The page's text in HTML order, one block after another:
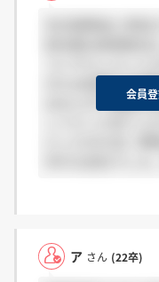
のため逆質で志
はならず不誠実
会員
ア さん (22卒)